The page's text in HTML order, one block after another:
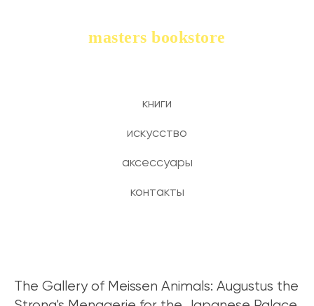
masters bookstore
книги
искусство
аксессуары
контакты
The Gallery of Meissen Animals: Augustus the